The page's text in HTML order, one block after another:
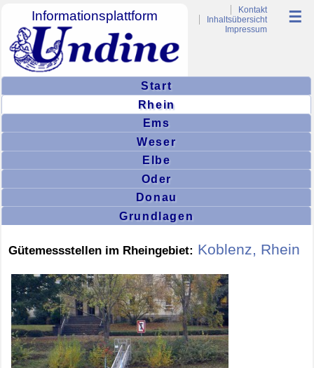
Informationsplattform ☰
Kontakt
Inhaltsübersicht
Impressum
Start
Rhein
Ems
Weser
Elbe
Oder
Donau
Grundlagen
Gütemessstellen im Rheingebiet: Koblenz, Rhein